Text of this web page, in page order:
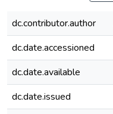
dc.contributor.author
dc.date.accessioned
dc.date.available
dc.date.issued